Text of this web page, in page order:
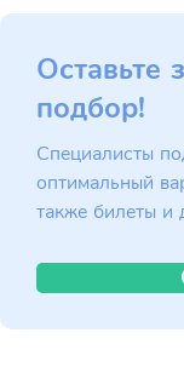
Оставьте
подбор!
Специалисты
оптимальный
также билеты и